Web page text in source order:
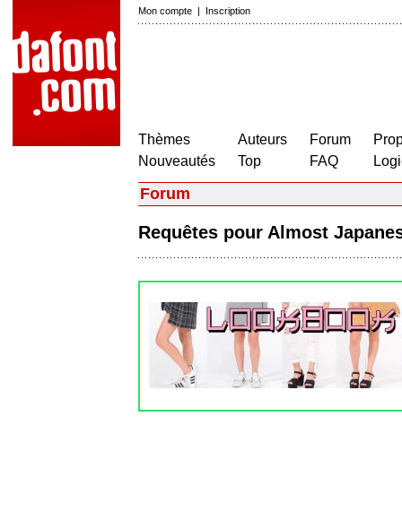
Mon compte | Inscription
Thèmes
Nouveautés
Auteurs
Top
Forum
FAQ
Forum
Requêtes pour Almost